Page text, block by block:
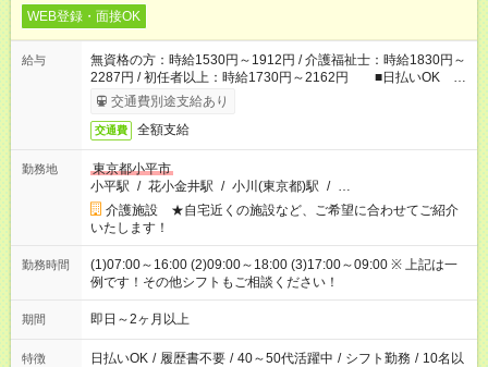
WEB登録・面接OK
給与
無資格の方：時給1530円～1912円 / 介護福祉士：時給1830円～
2287円 / 初任者以上：時給1730円～2162円 ■日払いOK ■
日収例：1万2240円（時給1530円×8h）
交通費別途支給あり
交通費 全額支給
勤務地
東京都小平市
小平駅 / 花小金井駅 / 小川(東京都)駅 / …
介護施設 ★自宅近くの施設など、ご希望に合わせてご紹介
いたします！
勤務時間
(1)07:00～16:00 (2)09:00～18:00 (3)17:00～09:00 ※ 上記は一
例です！その他シフトもご相談ください！
期間 即日～2ヶ月以上
特徴 日払いOK / 履歴書不要 / 40～50代活躍中 / シフト勤務 / 10名以